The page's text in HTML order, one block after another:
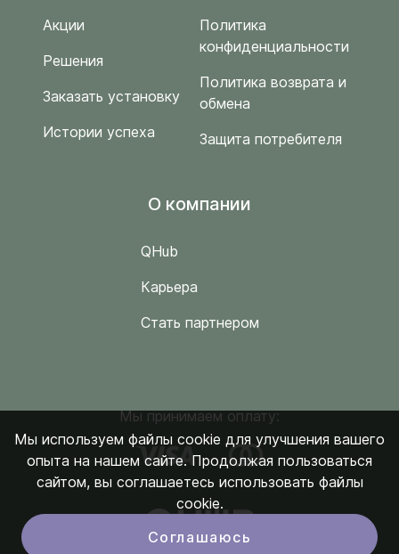
Акции
Решения
Заказать установку
Истории успеха
Политика
конфиденциальности
Политика возврата и
обмена
Защита потребителя
O компании
QHub
Карьера
Стать партнером
Мы принимаем оплату:
Мы используем файлы cookie для улучшения вашего
опыта на нашем сайте. Продолжая пользоваться
сайтом, вы соглашаетесь использовать файлы
cookie.
Соглашаюсь